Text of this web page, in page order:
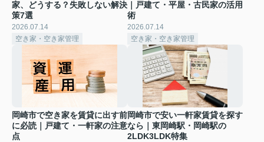
家、どうする？失敗しない解決
策7選
2026.07.14
空き家・空き家管理
｜戸建て・平屋・古民家の活用
術
2026.07.14
空き家・空き家管理
岡崎市で空き家を賃貸に出す前
に必読｜戸建て・一軒家の注意
点
岡崎市で安い一軒家賃貸を探す
なら｜東岡崎駅・岡崎駅の
2LDK3LDK特集